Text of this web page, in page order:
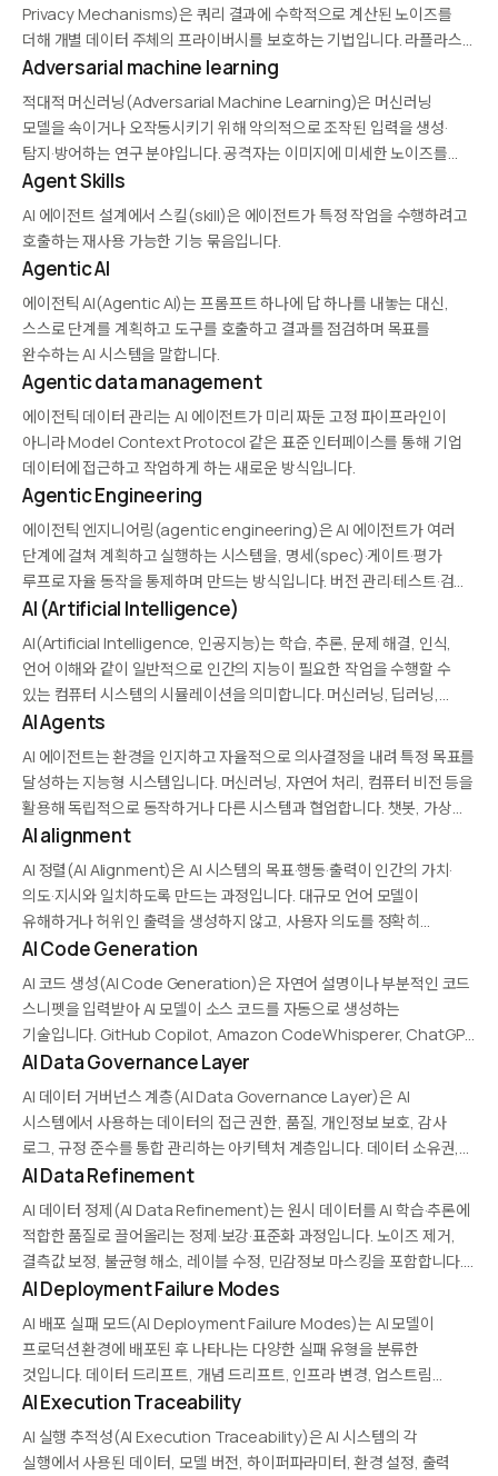
Privacy Mechanisms)은 쿼리 결과에 수학적으로 계산된 노이즈를
더해 개별 데이터 주체의 프라이버시를 보호하는 기법입니다. 라플라스
메커니즘과 가우시안 메커니즘이 대표적이며, 프라이버시 예산(ε, δ)을
기반으로 노이즈 규모를 결정합니다. 통계 분석, 머신러닝 학습, 데이터
공개 등에서…
Adversarial machine learning
적대적 머신러닝(Adversarial Machine Learning)은 머신러닝
모델을 속이거나 오작동시키기 위해 악의적으로 조작된 입력을 생성·
탐지·방어하는 연구 분야입니다. 공격자는 이미지에 미세한 노이즈를
추가해 모델의 분류를 왜곡하거나, 학습 데이터에 독을 주입해 모델
성능을 저하시킬 수 있습니다. 방어 기법으로는 적대적 학습
(adversarial training), 입력 정제, 모델…
Agent Skills
AI 에이전트 설계에서 스킬(skill)은 에이전트가 특정 작업을 수행하려고
호출하는 재사용 가능한 기능 묶음입니다.
Agentic AI
에이전틱 AI(Agentic AI)는 프롬프트 하나에 답 하나를 내놓는 대신,
스스로 단계를 계획하고 도구를 호출하고 결과를 점검하며 목표를
완수하는 AI 시스템을 말합니다.
Agentic data management
에이전틱 데이터 관리는 AI 에이전트가 미리 짜둔 고정 파이프라인이
아니라 Model Context Protocol 같은 표준 인터페이스를 통해 기업
데이터에 접근하고 작업하게 하는 새로운 방식입니다.
Agentic Engineering
에이전틱 엔지니어링(agentic engineering)은 AI 에이전트가 여러
단계에 걸쳐 계획하고 실행하는 시스템을, 명세(spec)·게이트·평가
루프로 자율 동작을 통제하며 만드는 방식입니다. 버전 관리·테스트·검증
같은 엔지니어링 규율을 스스로 판단하는 소프트웨어에 적용합니다. 이
통제 장치들은…
AI (Artificial Intelligence)
AI(Artificial Intelligence, 인공지능)는 학습, 추론, 문제 해결, 인식,
언어 이해와 같이 일반적으로 인간의 지능이 필요한 작업을 수행할 수
있는 컴퓨터 시스템의 시뮬레이션을 의미합니다. 머신러닝, 딥러닝,
자연어 처리, 컴퓨터 비전 등 다양한 하위 분야를 포함합니다. 헬스케어,
금융, 제조, 자율주행 등 산업…
AI Agents
AI 에이전트는 환경을 인지하고 자율적으로 의사결정을 내려 특정 목표를
달성하는 지능형 시스템입니다. 머신러닝, 자연어 처리, 컴퓨터 비전 등을
활용해 독립적으로 동작하거나 다른 시스템과 협업합니다. 챗봇, 가상
비서, 자율주행 차량, 로봇 공정 자동화 등 다양한 분야에 적용됩니다.
최신 AI 에이전트는 대규모…
AI alignment
AI 정렬(AI Alignment)은 AI 시스템의 목표·행동·출력이 인간의 가치·
의도·지시와 일치하도록 만드는 과정입니다. 대규모 언어 모델이
유해하거나 허위인 출력을 생성하지 않고, 사용자 의도를 정확히
따르도록 훈련하는 것이 핵심입니다. RLHF(인간 피드백 강화학습),
헌법적 AI(Constitutional AI), 안전 미세조정 등이 주요 기법이며, AGI
시대의 핵심…
AI Code Generation
AI 코드 생성(AI Code Generation)은 자연어 설명이나 부분적인 코드
스니펫을 입력받아 AI 모델이 소스 코드를 자동으로 생성하는
기술입니다. GitHub Copilot, Amazon CodeWhisperer, ChatGPT
등이 대표적 도구로, 대규모 코드 학습 데이터와 트랜스포머 기반 모델을
활용합니다. 개발 속도와 생산성을 크게 향상시키지만, 생성…
AI Data Governance Layer
AI 데이터 거버넌스 계층(AI Data Governance Layer)은 AI
시스템에서 사용하는 데이터의 접근 권한, 품질, 개인정보 보호, 감사
로그, 규정 준수를 통합 관리하는 아키텍처 계층입니다. 데이터 소유권,
액세스 정책, 민감도 분류, 사용 내역 추적을 자동화하며, 규제 요구와
기업 정책을 코드로 강제합니다.…
AI Data Refinement
AI 데이터 정제(AI Data Refinement)는 원시 데이터를 AI 학습·추론에
적합한 품질로 끌어올리는 정제·보강·표준화 과정입니다. 노이즈 제거,
결측값 보정, 불균형 해소, 레이블 수정, 민감정보 마스킹을 포함합니다.
자동화된 파이프라인과 AI 기반 품질 평가를 결합해 반복적이고 확장
가능한 방식으로 수행되며, AI 프로젝트 성공의…
AI Deployment Failure Modes
AI 배포 실패 모드(AI Deployment Failure Modes)는 AI 모델이
프로덕션 환경에 배포된 후 나타나는 다양한 실패 유형을 분류한
것입니다. 데이터 드리프트, 개념 드리프트, 인프라 변경, 업스트림
스키마 변경, 엣지 케이스 부재, 무성 실패(silent failure) 등이
포함됩니다. 각 유형에 맞는 탐지·복구…
AI Execution Traceability
AI 실행 추적성(AI Execution Traceability)은 AI 시스템의 각
실행에서 사용된 데이터, 모델 버전, 하이퍼파라미터, 환경 설정, 출력